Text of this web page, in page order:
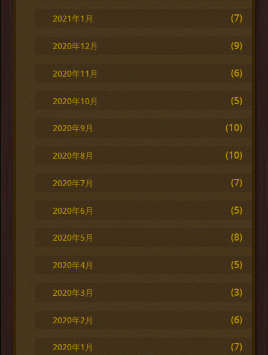
2021年1月 (7)
2020年12月 (9)
2020年11月 (6)
2020年10月 (5)
2020年9月 (10)
2020年8月 (10)
2020年7月 (7)
2020年6月 (5)
2020年5月 (8)
2020年4月 (5)
2020年3月 (3)
2020年2月 (6)
2020年1月 (7)